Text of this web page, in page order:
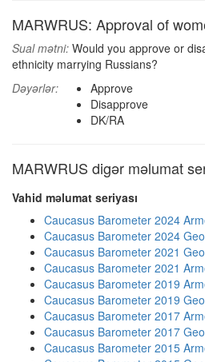
MARWRUS: Approval of
Sual mətni: Would you approve or
ethnicity marrying Russians?
Dəyərlər:
Approve
Disapprove
DK/RA
MARWRUS digər məlumat
Vahid məlumat seriyası
Caucasus Barometer 2024
Caucasus Barometer 2024
Caucasus Barometer 2021
Caucasus Barometer 2021
Caucasus Barometer 2019
Caucasus Barometer 2019
Caucasus Barometer 2017
Caucasus Barometer 2017
Caucasus Barometer 2015